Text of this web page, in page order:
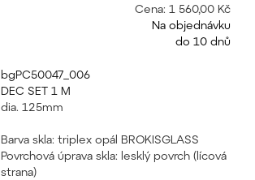
Cena: 1 560,00 Kč
Na objednávku
do 10 dnů
bgPC50047_006
DEC SET 1 M
dia. 125mm
Barva skla: triplex opál BROKISGLASS
Povrchová úprava skla: lesklý povrch (lícová
strana)